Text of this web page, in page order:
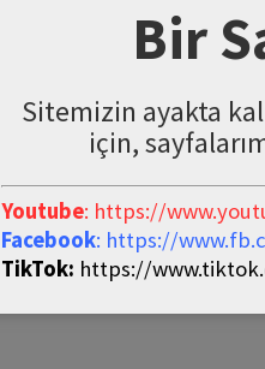
Bir
Sitemizin ayakta
için,
Youtube: https://
Facebook: https://
TikTok: https://